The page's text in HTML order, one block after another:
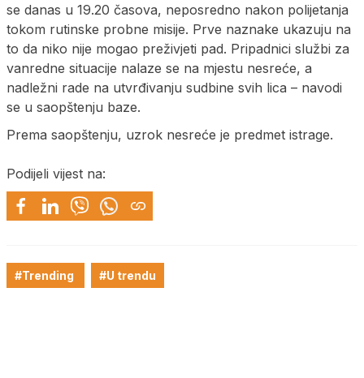
se danas u 19.20 časova, neposredno nakon polijetanja
tokom rutinske probne misije. Prve naznake ukazuju na
to da niko nije mogao preživjeti pad. Pripadnici službi za
vanredne situacije nalaze se na mjestu nesreće, a
nadležni rade na utvrđivanju sudbine svih lica – navodi
se u saopštenju baze.
Prema saopštenju, uzrok nesreće je predmet istrage.
Podijeli vijest na:
#Trending #U trendu